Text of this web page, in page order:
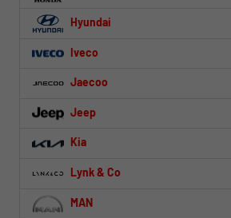
Hyundai
Iveco
Jaecoo
Jeep
Kia
Lynk & Co
MAN